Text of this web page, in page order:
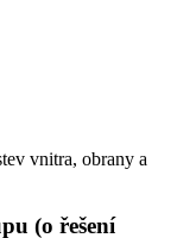
vnitra, obrany a
(o řešení